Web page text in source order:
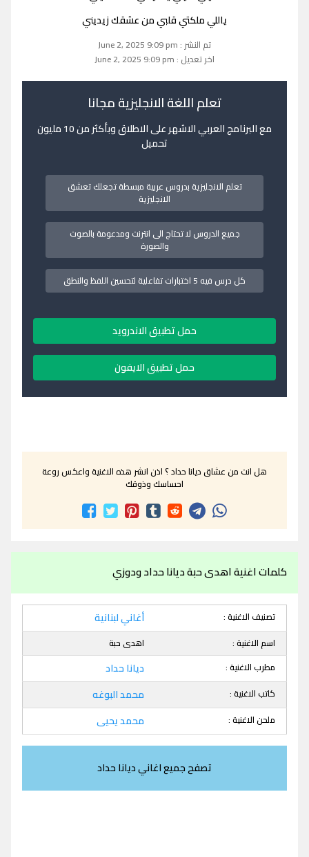
ياللي ملكتي قلبي من عشقك زيديني
تم النشر : June 2, 2025 9:09 pm
اخر تعديل : June 2, 2025 9:09 pm
تعلم اللغة الانجليزية مجانا
مع البرنامج العربي الاشهر على الاطلاق وبأكثر من 10 مليون
تحميل
تعلم الانجليزية بدروس عربية مبسطة تجعلك تعشق
الانجليزية
جميع الدروس لا تحتاج الى انترنت ومدعومة بالصوت
والصورة
كل درس فيه 5 اختبارات تفاعلية لتحسين اللفظ والنطق
حمل تطبيق الاندرويد
حمل تطبيق الايفون
هل انت من عشاق ديانا حداد ؟ اذن انشر هذه الاغنية واعكس روعة
احساسك وذوقك
كلمات اغنية اهدى حبة ديانا حداد ودوزي
تصنيف الاغنية : أغاني لبنانية
اسم الاغنية :
اهدى حبة
مطرب الاغنية :
ديانا حداد
كاتب الاغنية : محمد البوغه
ملحن الاغنية : محمد يحيى
تصفح جميع اغاني ديانا حداد